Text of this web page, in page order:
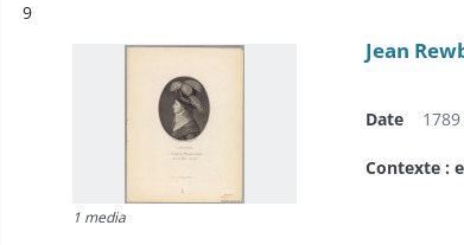
9
1 media
Jean
Date 1789
Contexte :